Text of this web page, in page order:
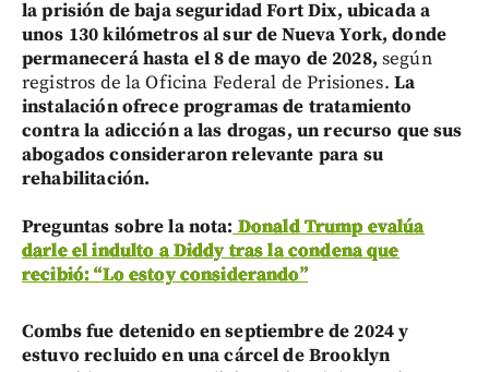
la prisión de baja seguridad Fort Dix, ubicada a
unos 130 kilómetros al sur de Nueva York, donde
permanecerá hasta el 8 de mayo de 2028, según
registros de la Oficina Federal de Prisiones. La
instalación ofrece programas de tratamiento
contra la adicción a las drogas, un recurso que sus
abogados consideraron relevante para su
rehabilitación.
Preguntas sobre la nota: Donald Trump evalúa
darle el indulto a Diddy tras la condena que
recibió: “Lo estoy considerando”
Combs fue detenido en septiembre de 2024 y
estuvo recluido en una cárcel de Brooklyn